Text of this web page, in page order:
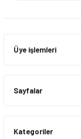
Üye işlemleri
Sayfalar
Kategoriler